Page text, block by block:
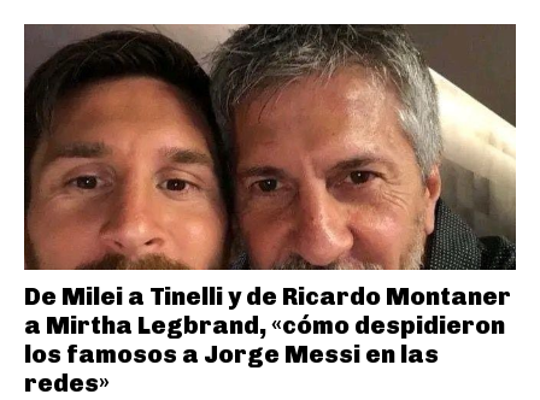
De Milei a Tinelli y de Ricardo Montaner
a Mirtha Legbrand, «cómo despidieron
los famosos a Jorge Messi en las
redes»